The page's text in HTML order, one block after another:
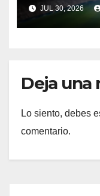
JUL 30, 2026
Deja una
Lo siento, debes
comentario.